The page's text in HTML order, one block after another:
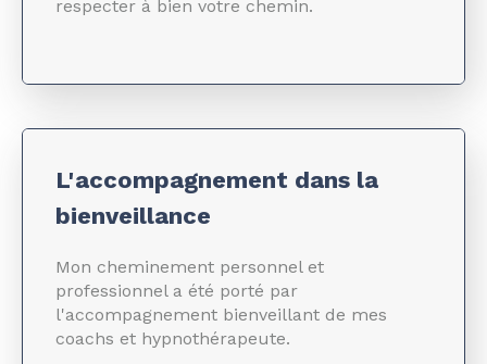
respecter à bien votre chemin.
L'accompagnement dans la
bienveillance
Mon cheminement personnel et
professionnel a été porté par
l'accompagnement bienveillant de mes
coachs et hypnothérapeute.